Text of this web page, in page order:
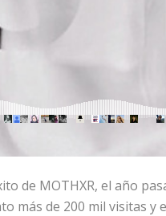
de MOTHXR, el año
más de 200 mil visitas y